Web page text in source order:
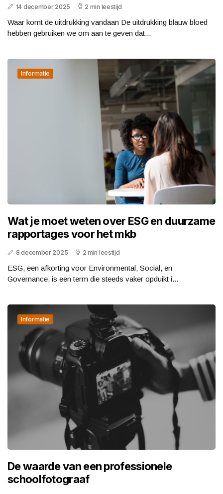
14 december 2025 2 min leestijd
Waar komt de uitdrukking vandaan De uitdrukking blauw bloed
hebben gebruiken we om aan te geven dat...
Informatie
Wat je moet weten over ESG en duurzame
rapportages voor het mkb
8 december 2025 2 min leestijd
ESG, een afkorting voor Environmental, Social, en
Governance, is een term die steeds vaker opduikt i...
Informatie
De waarde van een professionele
schoolfotograaf